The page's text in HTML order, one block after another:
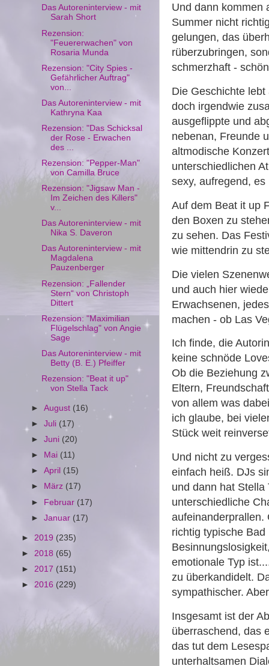
Und dann kommen
Summer nicht
gelungen, das
rüberzubringen,
schmerzhaft -
Die Geschichte
doch irgendwie
ausgeflippte und
nebenan, Freunde
altmodische
unterschiedlichen
sexy, aufregend,
Auf dem Beat it up
den Boxen zu
zu sehen. Das
wie mittendrin zu
Die vielen
und auch hier
Erwachsenen,
machen - ob Las
Ich finde, die
keine schnöde
Ob die Beziehung
Eltern,
von allem was
ich glaube, bei
Stück weit
Und nicht zu
einfach heiß. DJs
und dann hat
unterschiedliche
aufeinanderprallen.
richtig typische
emotionale Typ
zu überkandidelt.
sympathischer.
Insgesamt ist der
überraschend, das
das tut dem
unterhaltsamen
Das Autoreninterview - mit
Sarah Short
Rezension:
"Feuererwachen" von
Rosaria Munda
Rezension: "City Spies -
Gefährlicher Auftrag"
von...
Das Autoreninterview - mit
Kathryna Kaa
Rezension: "Das Schicksal
der Rose - Erwachen
des ...
Rezension: "Pepper-Man"
von Camilla Bruce
Rezension: "Jigsaw Man -
Im Zeichen des Killers"
v...
Das Autoreninterview - mit
Nika S. Daveron
Das Autoreninterview - mit
Magdalena
Pauzenberger
Rezension: „Fallender
Stern“ von Christoph
Dittert
Rezension: "Maximilian
Flügelschlag" von Angie
Sage
Das Autoreninterview - mit
Betty (B. E.) Pfeiffer
Rezension: "Beat it up"
von Stella Tack
►August (16)
►Juli (17)
►Juni (20)
►
Mai (11)
►April (15)
►
März (17)
► Februar (17)
►Januar (17)
► 2019 (235)
► 2018 (65)
► 2017 (151)
► 2016 (229)